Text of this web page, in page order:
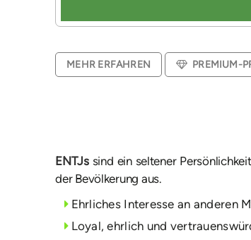
MEHR ERFAHREN PREMIUM-
ENTJssind ein seltener
der Bevölkerung aus.
Ehrliches Interesse an anderen
Loyal, ehrlich und